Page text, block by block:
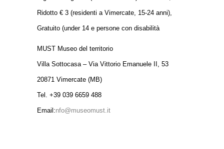
Ridotto € 3 (residenti a Vimercate, 15-24 anni),
Gratuito (under 14 e persone con disabilità
MUST Museo del territorio
Villa Sottocasa – Via Vittorio Emanuele II, 53
20871 Vimercate (MB)
Tel. +39 039 6659 488
Email:nfo@museomust.it